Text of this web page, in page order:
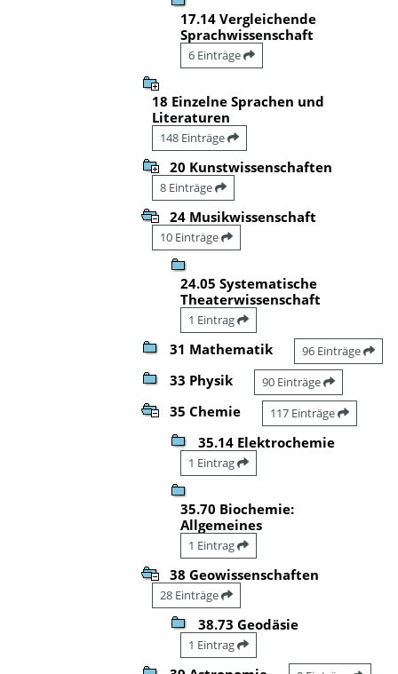
17.14 Vergleichende
Sprachwissenschaft
6 Einträge
18 Einzelne Sprachen und
Literaturen
148 Einträge
20 Kunstwissenschaften
8 Einträge
24 Musikwissenschaft
10 Einträge
24.05 Systematische
Theaterwissenschaft
1 Eintrag
31 Mathematik 96 Einträge
33 Physik 90 Einträge
35 Chemie 117 Einträge
35.14 Elektrochemie
1 Eintrag
35.70 Biochemie:
Allgemeines
1 Eintrag
38 Geowissenschaften
28 Einträge
38.73 Geodäsie
1 Eintrag